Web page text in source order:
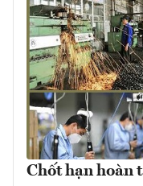
Chốt hạn hoàn